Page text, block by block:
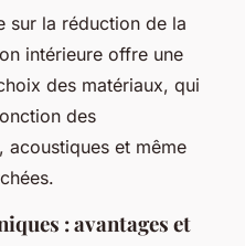
sur la réduction de la
intérieure offre une
des matériaux, qui
des
acoustiques et même
: avantages et